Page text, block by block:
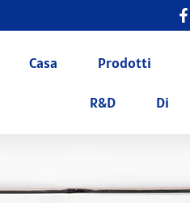
Casa Prodotti
R&D Di